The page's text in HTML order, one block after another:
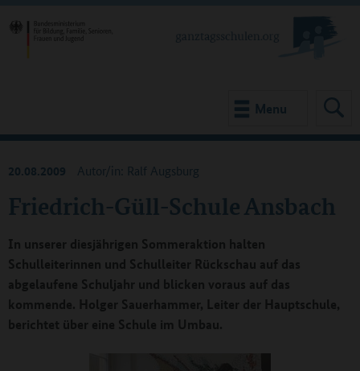
Menu
Friedrich-Güll-Schule Ansbach
20.08.2009 Autor/in: Ralf Augsburg
In unserer diesjährigen Sommeraktion halten
Schulleiterinnen und Schulleiter Rückschau auf das
abgelaufene Schuljahr und blicken voraus auf das
kommende. Holger Sauerhammer, Leiter der Hauptschule,
berichtet über eine Schule im Umbau.